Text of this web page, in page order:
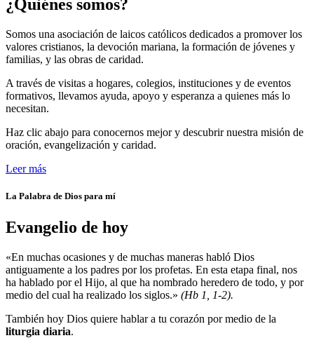
¿Quiénes somos?
Somos una asociación de laicos católicos dedicados a promover los
valores cristianos, la devoción mariana, la formación de jóvenes y
familias, y las obras de caridad.
A través de visitas a hogares, colegios, instituciones y de eventos
formativos, llevamos ayuda, apoyo y esperanza a quienes más lo
necesitan.
Haz clic abajo para conocernos mejor y descubrir nuestra misión de
oración, evangelización y caridad.
Leer más
La Palabra de Dios para mí
Evangelio de hoy
«En muchas ocasiones y de muchas maneras habló Dios
antiguamente a los padres por los profetas. En esta etapa final, nos
ha hablado por el Hijo, al que ha nombrado heredero de todo, y por
medio del cual ha realizado los siglos.» (Hb 1, 1-2).
También hoy Dios quiere hablar a tu corazón por medio de la
liturgia diaria.